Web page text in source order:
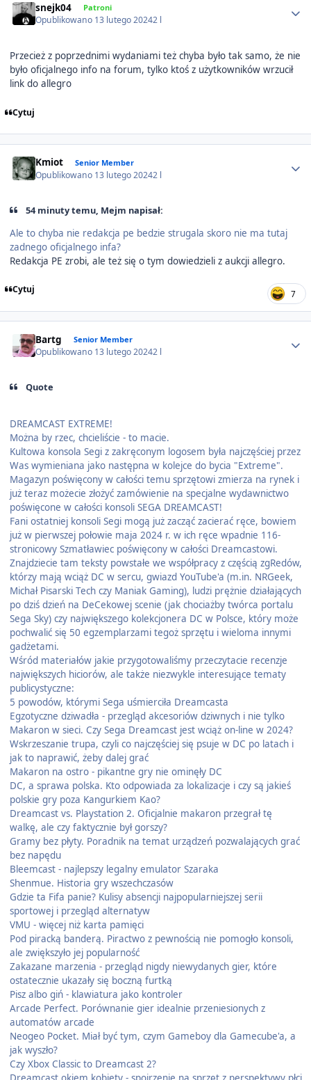
snejk04 Patroni
Opublikowano 13 lutego 20242 l
Przecież z poprzednimi wydaniami też chyba było tak samo, że nie
było oficjalnego info na forum, tylko ktoś z użytkowników wrzucił
link do allegro
Cytuj
Kmiot Senior Member
Opublikowano 13 lutego 20242 l
54 minuty temu, Mejm napisał:
Ale to chyba nie redakcja pe bedzie strugala skoro nie ma tutaj
zadnego oficjalnego infa?
Redakcja PE zrobi, ale też się o tym dowiedzieli z aukcji allegro.
Cytuj 7
Bartg Senior Member
Opublikowano 13 lutego 20242 l
Quote
DREAMCAST EXTREME!
Można by rzec, chcieliście - to macie.
Kultowa konsola Segi z zakręconym logosem była najczęściej przez
Was wymieniana jako następna w kolejce do bycia "Extreme".
Magazyn poświęcony w całości temu sprzętowi zmierza na rynek i
już teraz możecie złożyć zamówienie na specjalne wydawnictwo
poświęcone w całości konsoli SEGA DREAMCAST!
Fani ostatniej konsoli Segi mogą już zacząć zacierać ręce, bowiem
już w pierwszej połowie maja 2024 r. w ich ręce wpadnie 116-
stronicowy Szmatławiec poświęcony w całości Dreamcastowi.
Znajdziecie tam teksty powstałe we współpracy z częścią zgRedów,
którzy mają wciąż DC w sercu, gwiazd YouTube'a (m.in. NRGeek,
Michał Pisarski Tech czy Maniak Gaming), ludzi prężnie działających
po dziś dzień na DeCekowej scenie (jak chociażby twórca portalu
Sega Sky) czy największego kolekcjonera DC w Polsce, który może
pochwalić się 50 egzemplarzami tegoż sprzętu i wieloma innymi
gadżetami.
Wśród materiałów jakie przygotowaliśmy przeczytacie recenzje
największych hiciorów, ale także niezwykle interesujące tematy
publicystyczne:
5 powodów, którymi Sega uśmierciła Dreamcasta
Egzotyczne dziwadła - przegląd akcesoriów dziwnych i nie tylko
Makaron w sieci. Czy Sega Dreamcast jest wciąż on-line w 2024?
Wskrzeszanie trupa, czyli co najczęściej się psuje w DC po latach i
jak to naprawić, żeby dalej grać
Makaron na ostro - pikantne gry nie ominęły DC
DC, a sprawa polska. Kto odpowiada za lokalizacje i czy są jakieś
polskie gry poza Kangurkiem Kao?
Dreamcast vs. Playstation 2. Oficjalnie makaron przegrał tę
walkę, ale czy faktycznie był gorszy?
Gramy bez płyty. Poradnik na temat urządzeń pozwalających grać
bez napędu
Bleemcast - najlepszy legalny emulator Szaraka
Shenmue. Historia gry wszechczasów
Gdzie ta Fifa panie? Kulisy absencji najpopularniejszej serii
sportowej i przegląd alternatyw
VMU - więcej niż karta pamięci
Pod piracką banderą. Piractwo z pewnością nie pomogło konsoli,
ale zwiększyło jej popularność
Zakazane marzenia - przegląd nigdy niewydanych gier, które
ostatecznie ukazały się boczną furtką
Pisz albo giń - klawiatura jako kontroler
Arcade Perfect. Porównanie gier idealnie przeniesionych z
automatów arcade
Neogeo Pocket. Miał być tym, czym Gameboy dla Gamecube'a, a
jak wyszło?
Czy Xbox Classic to Dreamcast 2?